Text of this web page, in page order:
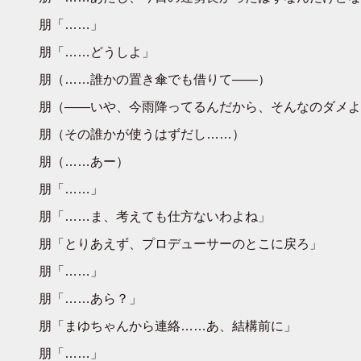
朋「……」
朋「……どうしよ」
朋（……誰かの置き傘でも借りて――）
朋（――いや、今雨降ってるんだから、そんなのダメ
朋（その誰かが使うはずだし……）
朋（……あー）
朋「……」
朋「……ま、考えても仕方ないわよね」
朋「とりあえず、プロデューサーのとこに戻ろ」
朋「……」
朋「……あら？」
朋「まゆちゃんから連絡……あ、結構前に」
朋「……」